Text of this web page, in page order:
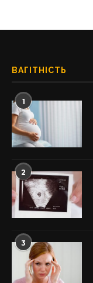
ВАГІТНІСТЬ
1
2
3